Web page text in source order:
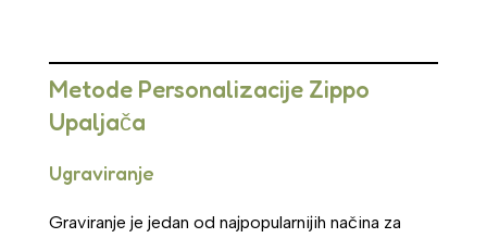
Metode Personalizacije Zippo
Upaljača
Ugraviranje
Graviranje je jedan od najpopularnijih načina za